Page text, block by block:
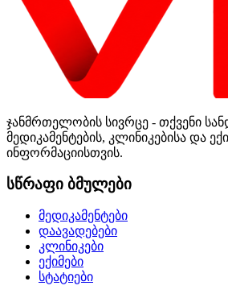
ჯანმრთელობის სივრცე - თქვენი
მედიკამენტების, კლინიკებისა და
ინფორმაციისთვის.
სწრაფი ბმულები
მედიკამენტები
დაავადებები
კლინიკები
ექიმები
სტატიები